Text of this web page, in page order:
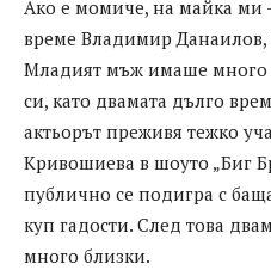
Ако е момиче, на майка ми
време Владимир Данаилов,
Младият мъж имаше много
си, като двамата дълго
актьорът преживя тежко
Кривошиева в шоуто „Биг
публично се подигра с
куп гадости. След това
много близки.